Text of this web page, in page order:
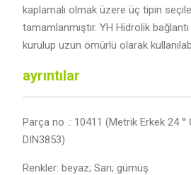
kaplamalı olmak üzere üç tipin
tamamlanmıştır. YH Hidrolik
kurulup uzun ömürlü olarak
ayrıntılar
Parça no .: 10411 (Metrik Erkek 24 °
DIN3853)
Renkler: beyaz; Sarı; gümüş